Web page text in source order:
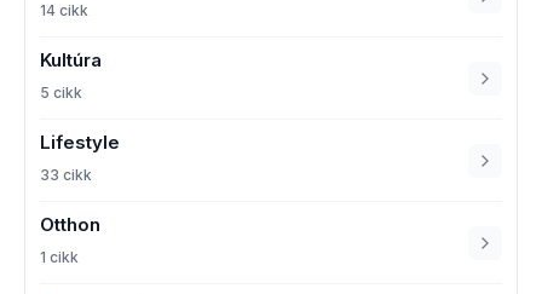
14 cikk
Kultúra
5 cikk
Lifestyle
33 cikk
Otthon
1 cikk